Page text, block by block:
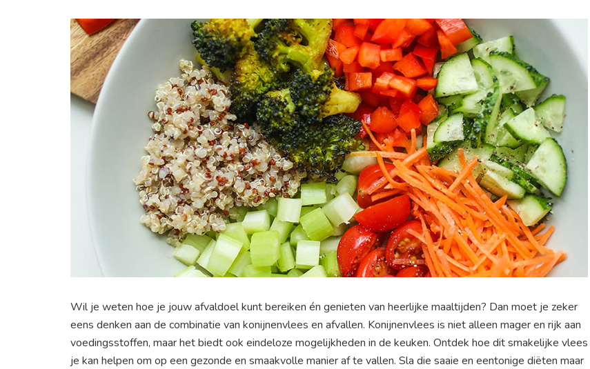
Wil je weten hoe je jouw afvaldoel kunt bereiken én genieten van heerlijke maaltijden? Dan moet je zeker
eens denken aan de combinatie van konijnenvlees en afvallen. Konijnenvlees is niet alleen mager en rijk aan
voedingsstoffen, maar het biedt ook eindeloze mogelijkheden in de keuken. Ontdek hoe dit smakelijke vlees
je kan helpen om op een gezonde en smaakvolle manier af te vallen. Sla die saaie en eentonige diëten maar